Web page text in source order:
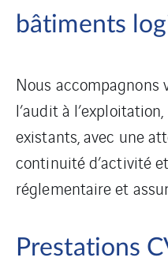
bâtiments
Nous accompagnons
l’audit à
existants, avec une
continuité d’activité
réglementaire et
Prestations